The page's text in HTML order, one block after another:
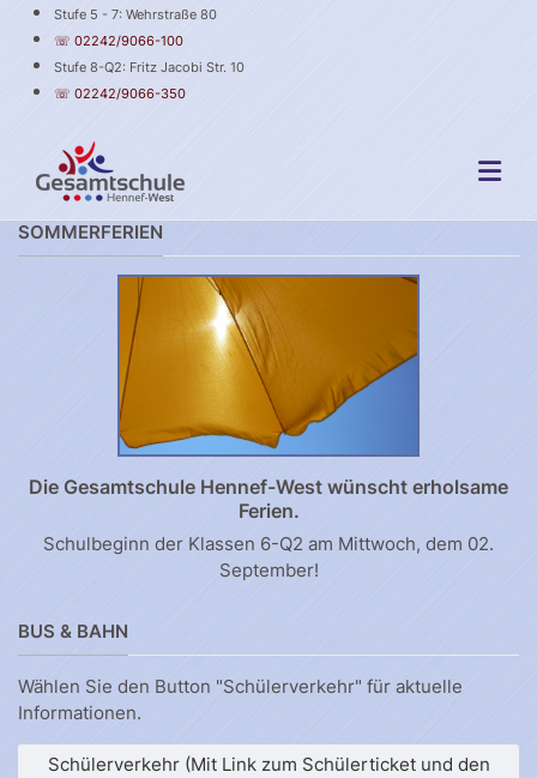
Stufe 5 - 7: Wehrstraße 80
☏ 02242/9066-100
Stufe 8-Q2: Fritz Jacobi Str. 10
☏ 02242/9066-350
SOMMERFERIEN
Die Gesamtschule Hennef-West wünscht erholsame
Ferien.
Schulbeginn der Klassen 6-Q2 am Mittwoch, dem 02.
September!
BUS & BAHN
Wählen Sie den Button "Schülerverkehr" für aktuelle
Informationen.
Schülerverkehr (Mit Link zum Schülerticket und den